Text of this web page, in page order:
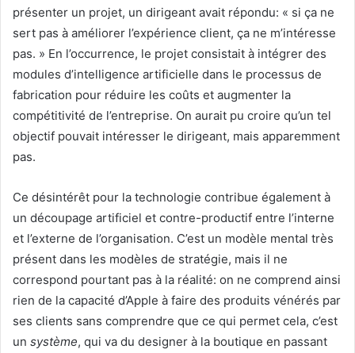
présenter un projet, un dirigeant avait répondu: « si ça ne
sert pas à améliorer l’expérience client, ça ne m’intéresse
pas. » En l’occurrence, le projet consistait à intégrer des
modules d’intelligence artificielle dans le processus de
fabrication pour réduire les coûts et augmenter la
compétitivité de l’entreprise. On aurait pu croire qu’un tel
objectif pouvait intéresser le dirigeant, mais apparemment
pas.
Ce désintérêt pour la technologie contribue également à
un découpage artificiel et contre-productif entre l’interne
et l’externe de l’organisation. C’est un modèle mental très
présent dans les modèles de stratégie, mais il ne
correspond pourtant pas à la réalité: on ne comprend ainsi
rien de la capacité d’Apple à faire des produits vénérés par
ses clients sans comprendre que ce qui permet cela, c’est
un système, qui va du designer à la boutique en passant